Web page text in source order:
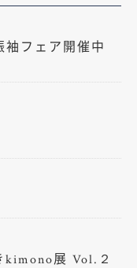
袖フェア開催中
展 Vol.２